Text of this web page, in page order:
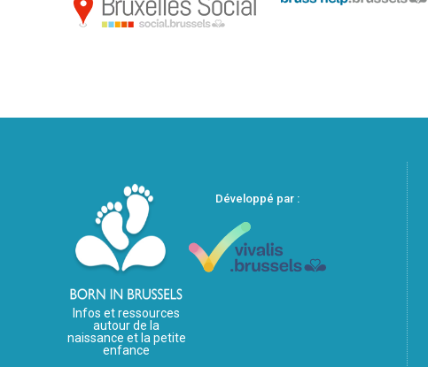
Infos et ressources
autour de la
naissance et la petite
enfance
Développé par :